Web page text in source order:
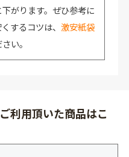
がります。ぜひ参考に
するコツは、 激安紙袋
い。
利用頂いた商品はこ